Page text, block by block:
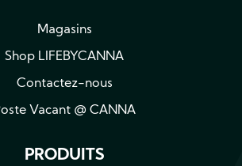
Magasins
Shop LIFEBYCANNA
Contactez-nous
Vacant @ CANNA
PRODUITS